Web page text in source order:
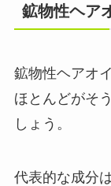
鉱物性ヘア
鉱物性ヘアオ
ほとんどがそう
しょう。
代表的な成分は